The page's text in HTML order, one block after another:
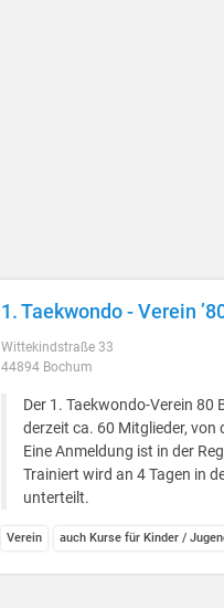
1. Taekwondo - Verein
Wittekindstraße 33
44894 Bochum
Der 1. Taekwondo-Verein
derzeit ca. 60 Mitglieder,
Eine Anmeldung ist in der
Trainiert wird an 4 Tagen in
unterteilt.
Verein auch Kurse für Kinder /